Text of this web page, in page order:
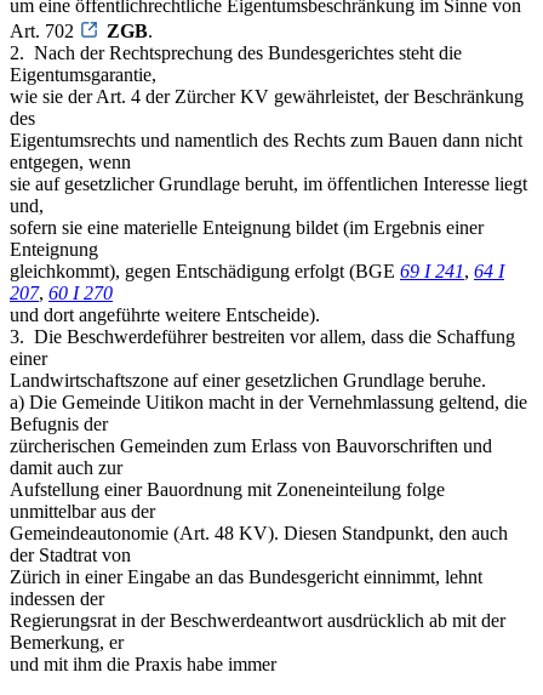
um eine öffentlichrechtliche Eigentumsbeschränkung im Sinne von
Art. 702
ZGB.
2. ­ Nach der Rechtsprechung des Bundesgerichtes steht die
Eigentumsgarantie,
wie sie der Art. 4 der Zürcher KV gewährleistet, der Beschränkung
des
Eigentumsrechts und namentlich des Rechts zum Bauen dann nicht
entgegen, wenn
sie auf gesetzlicher Grundlage beruht, im öffentlichen Interesse liegt
und,
sofern sie eine materielle Enteignung bildet (im Ergebnis einer
Enteignung
gleichkommt), gegen Entschädigung erfolgt (BGE 69 I 241, 64 I
207, 60 I 270
und dort angeführte weitere Entscheide).
3. ­ Die Beschwerdeführer bestreiten vor allem, dass die Schaffung
einer
Landwirtschaftszone auf einer gesetzlichen Grundlage beruhe.
a) Die Gemeinde Uitikon macht in der Vernehmlassung geltend, die
Befugnis der
zürcherischen Gemeinden zum Erlass von Bauvorschriften und
damit auch zur
Aufstellung einer Bauordnung mit Zoneneinteilung folge
unmittelbar aus der
Gemeindeautonomie (Art. 48 KV). Diesen Standpunkt, den auch
der Stadtrat von
Zürich in einer Eingabe an das Bundesgericht einnimmt, lehnt
indessen der
Regierungsrat in der Beschwerdeantwort ausdrücklich ab mit der
Bemerkung, er
und mit ihm die Praxis habe immer